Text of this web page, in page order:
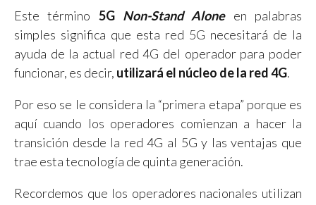
Este término 5G Non-Stand Aloneen palabras
simples significa que esta red 5G necesitará de la
ayuda de la actual red 4G del operador para poder
funcionar, es decir, utilizará el núcleo de la red 4G.
Por eso se le considera la “primera etapa” porque es
aquí cuando los operadores comienzan a hacer la
transición desde la red 4G al 5G y las ventajas que
trae esta tecnología de quinta generación.
Recordemos que los operadores nacionales utilizan